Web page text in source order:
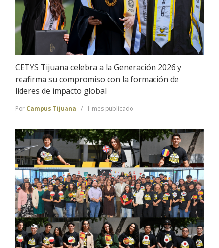
CETYS Tijuana celebra a la Generación 2026 y
reafirma su compromiso con la formación de
líderes de impacto global
Por Campus Tijuana 1 mes publicado